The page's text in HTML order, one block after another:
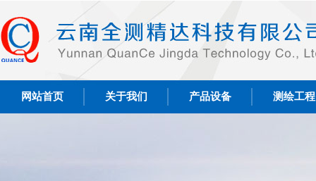
网站首页 关于我们 产品设备 测绘工程